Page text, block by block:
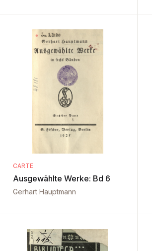
CARTE
Ausgewählte Werke: Bd 6
Gerhart Hauptmann